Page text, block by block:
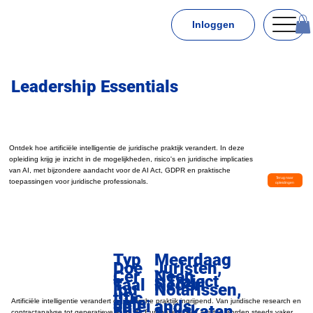
Inloggen
Leadership Essentials
Ontdek hoe artificiële intelligentie de juridische praktijk verandert. In deze
opleiding krijg je inzicht in de mogelijkheden, risico's en juridische implicaties
van AI, met bijzondere aandacht voor de AI Act, GDPR en praktische
toepassingen voor juridische professionals.
Terug naar
opleidingen
Artificiële intelligentie verandert de juridische praktijk ingrijpend. Van juridische research en
Typ
e
ople
Doe
lpu
Meerdaag
s Traject
Taal
oplei
Cer
tific
Juristen,
Notarissen,
Neen
Nederl
ands